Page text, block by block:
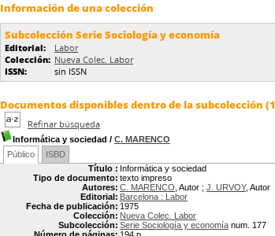
Información de una colección
Subcolección Serie Sociología y economía
Editorial:
Labor
Colección: Nueva Colec. Labor
ISSN:
sin ISSN
Documentos disponibles dentro de la subcolección
Refinar búsqueda
Informática y sociedad / C. MARENCO
Público
ISBD
Título : Informática y sociedad
Tipo de documento: texto impreso
Autores: C. MARENCO , Autor ; J. URVOY, Autor
Editorial: Barcelona : Labor
Fecha de publicación: 1975
Colección: Nueva Colec. Labor
Subcolección: Serie Sociología y economía num. 177